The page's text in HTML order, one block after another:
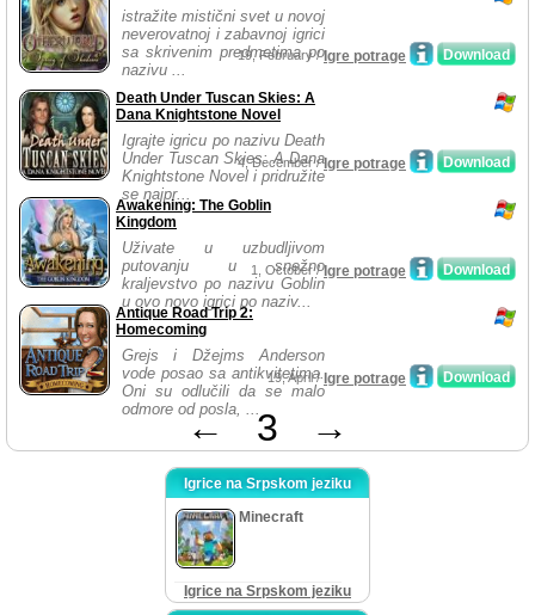
istražite mistični svet u novoj
neverovatnoj i zabavnoj igrici
sa skrivenim predmetima po
nazivu ...
Download
19, February /Igre potrage
Death Under Tuscan Skies: A
Dana Knightstone Novel
Igrajte igricu po nazivu Death
Under Tuscan Skies: A Dana
Knightstone Novel i pridružite
se najpr...
Download
4, December /Igre potrage
Awakening: The Goblin
Kingdom
Uživate u uzbudljivom
putovanju u snežno
kraljevstvo po nazivu Goblin
u ovo novo igrici po naziv...
Download
1, October /Igre potrage
Antique Road Trip 2:
Homecoming
Grejs i Džejms Anderson
vode posao sa antikvitetima.
Oni su odlučili da se malo
odmore od posla, ...
Download
19, April / Igre potrage
← 3 →
Igrice na Srpskom jeziku
Minecraft
Igrice na Srpskom jeziku